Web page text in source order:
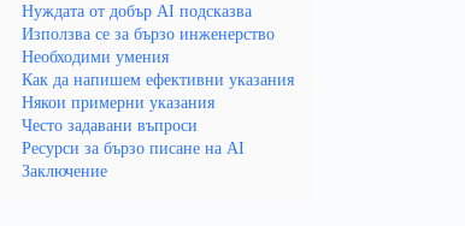
Нуждата от добър AI подсказва
Използва се за бързо инженерство
Необходими умения
Как да напишем ефективни указания
Някои примерни указания
Често задавани въпроси
Ресурси за бързо писане на AI
Заключение